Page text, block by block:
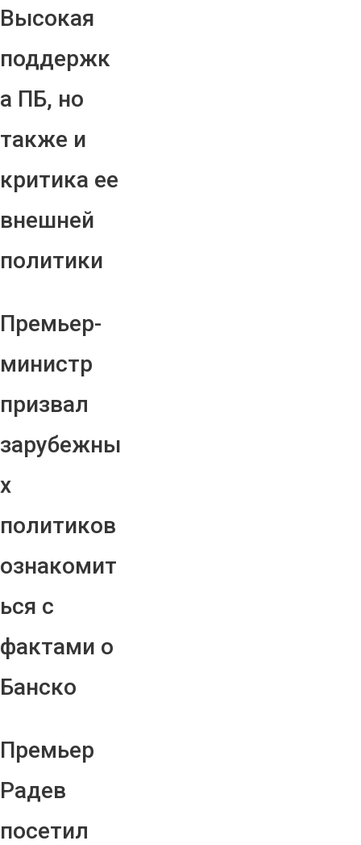
Высокая
поддержк
а ПБ, но
также и
критика ее
внешней
политики
Премьер-
министр
призвал
зарубежны
х
политиков
ознакомит
ься с
фактами о
Банско
Премьер
Радев
посетил